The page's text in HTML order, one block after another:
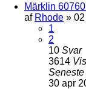
Märklin
af Rhode »
1
2
10 Svar
3614
30 apr